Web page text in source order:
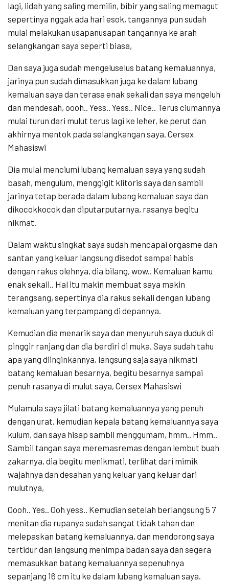
lagi, lidah yang saling memilin, bibir yang saling memagut
sepertinya nggak ada hari esok, tangannya pun sudah
mulai melakukan usapanusapan tangannya ke arah
selangkangan saya seperti biasa,
Dan saya juga sudah mengeluselus batang kemaluannya,
jarinya pun sudah dimasukkan juga ke dalam lubang
kemaluan saya dan terasa enak sekali dan saya mengeluh
dan mendesah, oooh.. Yess.. Yess.. Nice.. Terus ciumannya
mulai turun dari mulut terus lagi ke leher, ke perut dan
akhirnya mentok pada selangkangan saya. Cersex
Mahasiswi
Dia mulai menciumi lubang kemaluan saya yang sudah
basah, mengulum, menggigit klitoris saya dan sambil
jarinya tetap berada dalam lubang kemaluan saya dan
dikocokkocok dan diputarputarnya, rasanya begitu
nikmat.
Dalam waktu singkat saya sudah mencapai orgasme dan
santan yang keluar langsung disedot sampai habis
dengan rakus olehnya, dia bilang, wow.. Kemaluan kamu
enak sekali.. Hal itu makin membuat saya makin
terangsang, sepertinya dia rakus sekali dengan lubang
kemaluan yang terpampang di depannya.
Kemudian dia menarik saya dan menyuruh saya duduk di
pinggir ranjang dan dia berdiri di muka. Saya sudah tahu
apa yang diinginkannya, langsung saja saya nikmati
batang kemaluan besarnya, begitu besarnya sampai
penuh rasanya di mulut saya, Cersex Mahasiswi
Mulamula saya jilati batang kemaluannya yang penuh
dengan urat, kemudian kepala batang kemaluannya saya
kulum, dan saya hisap sambil menggumam, hmm.. Hmm..
Sambil tangan saya meremasremas dengan lembut buah
zakarnya, dia begitu menikmati, terlihat dari mimik
wajahnya dan desahan yang keluar yang keluar dari
mulutnya,
Oooh.. Yes.. Ooh yess.. Kemudian setelah berlangsung 5 7
menitan dia rupanya sudah sangat tidak tahan dan
melepaskan batang kemaluannya, dan mendorong saya
tertidur dan langsung menimpa badan saya dan segera
memasukkan batang kemaluannya sepenuhnya
sepanjang 16 cm itu ke dalam lubang kemaluan saya.